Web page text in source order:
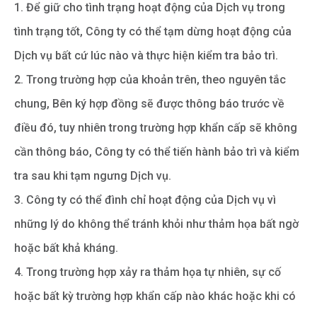
1. Để giữ cho tình trạng hoạt động của Dịch vụ trong
tình trạng tốt, Công ty có thể tạm dừng hoạt động của
Dịch vụ bất cứ lúc nào và thực hiện kiểm tra bảo trì.
2. Trong trường hợp của khoản trên, theo nguyên tắc
chung, Bên ký hợp đồng sẽ được thông báo trước về
điều đó, tuy nhiên trong trường hợp khẩn cấp sẽ không
cần thông báo, Công ty có thể tiến hành bảo trì và kiểm
tra sau khi tạm ngưng Dịch vụ.
3. Công ty có thể đình chỉ hoạt động của Dịch vụ vì
những lý do không thể tránh khỏi như thảm họa bất ngờ
hoặc bất khả kháng.
4. Trong trường hợp xảy ra thảm họa tự nhiên, sự cố
hoặc bất kỳ trường hợp khẩn cấp nào khác hoặc khi có